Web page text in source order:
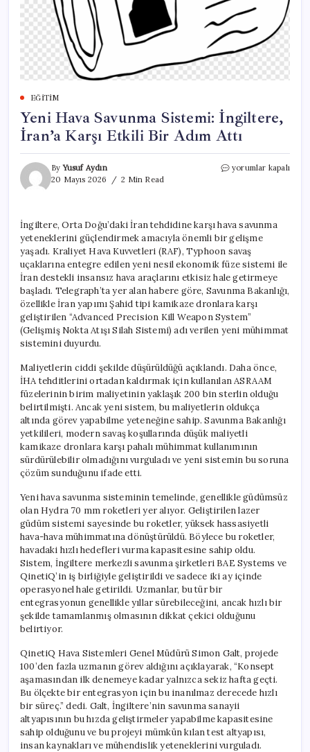
EĞITIM
Yeni Hava Savunma Sistemi: İngiltere,
İran’a Karşı Etkili Bir Adım Attı
ByYusuf Aydın
20 Mayıs 2026
2 Min Read
Yeni
İran’a
Karşı
Etkili
Bir
Adım
Attı
için
yorumlar kapalı
İngiltere, Orta Doğu’daki İran tehdidine karşı hava savunma
yeteneklerini güçlendirmek amacıyla önemli bir gelişme
yaşadı. Kraliyet Hava Kuvvetleri (RAF), Typhoon savaş
uçaklarına entegre edilen yeni nesil ekonomik füze sistemi ile
İran destekli insansız hava araçlarını etkisiz hale getirmeye
başladı. Telegraph’ta yer alan habere göre, Savunma Bakanlığı,
özellikle İran yapımı Şahid tipi kamikaze dronlara karşı
geliştirilen “Advanced Precision Kill Weapon System”
(Gelişmiş Nokta Atışı Silah Sistemi) adı verilen yeni mühimmat
sistemini duyurdu.
Maliyetlerin ciddi şekilde düşürüldüğü açıklandı. Daha önce,
İHA tehditlerini ortadan kaldırmak için kullanılan ASRAAM
füzelerinin birim maliyetinin yaklaşık 200 bin sterlin olduğu
belirtilmişti. Ancak yeni sistem, bu maliyetlerin oldukça
altında görev yapabilme yeteneğine sahip. Savunma Bakanlığı
yetkilileri, modern savaş koşullarında düşük maliyetli
kamikaze dronlara karşı pahalı mühimmat kullanımının
sürdürülebilir olmadığını vurguladı ve yeni sistemin bu soruna
çözüm sunduğunu ifade etti.
Yeni hava savunma sisteminin temelinde, genellikle güdümsüz
olan Hydra 70 mm roketleri yer alıyor. Geliştirilen lazer
güdüm sistemi sayesinde bu roketler, yüksek hassasiyetli
hava-hava mühimmatına dönüştürüldü. Böylece bu roketler,
havadaki hızlı hedefleri vurma kapasitesine sahip oldu.
Sistem, İngiltere merkezli savunma şirketleri BAE Systems ve
QinetiQ’in iş birliğiyle geliştirildi ve sadece iki ay içinde
operasyonel hale getirildi. Uzmanlar, bu tür bir
entegrasyonun genellikle yıllar sürebileceğini, ancak hızlı bir
şekilde tamamlanmış olmasının dikkat çekici olduğunu
belirtiyor.
QinetiQ Hava Sistemleri Genel Müdürü Simon Galt, projede
100’den fazla uzmanın görev aldığını açıklayarak, “Konsept
aşamasından ilk denemeye kadar yalnızca sekiz hafta geçti.
Bu ölçekte bir entegrasyon için bu inanılmaz derecede hızlı
bir süreç.” dedi. Galt, İngiltere’nin savunma sanayii
altyapısının bu hızda geliştirmeler yapabilme kapasitesine
sahip olduğunu ve bu projeyi mümkün kılan test altyapısı,
insan kaynakları ve mühendislik yeteneklerini vurguladı.